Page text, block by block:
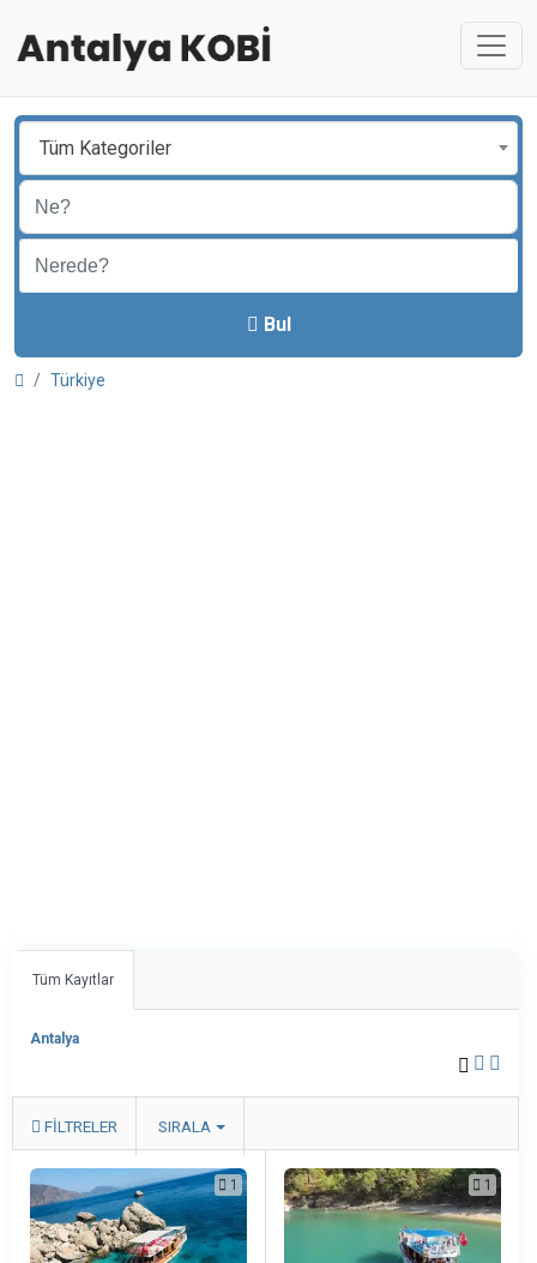
Tüm Kategoriler
Bul
Türkiye
Tüm Kayıtlar
Antalya
FILTRELER SIRALA
1 1